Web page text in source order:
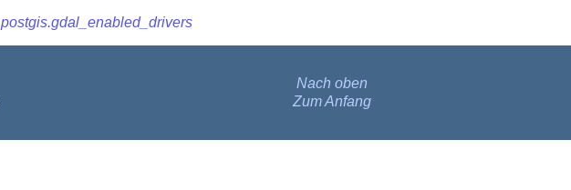
postgis.gdal_enabled_drivers
Nach oben
Zum Anfang